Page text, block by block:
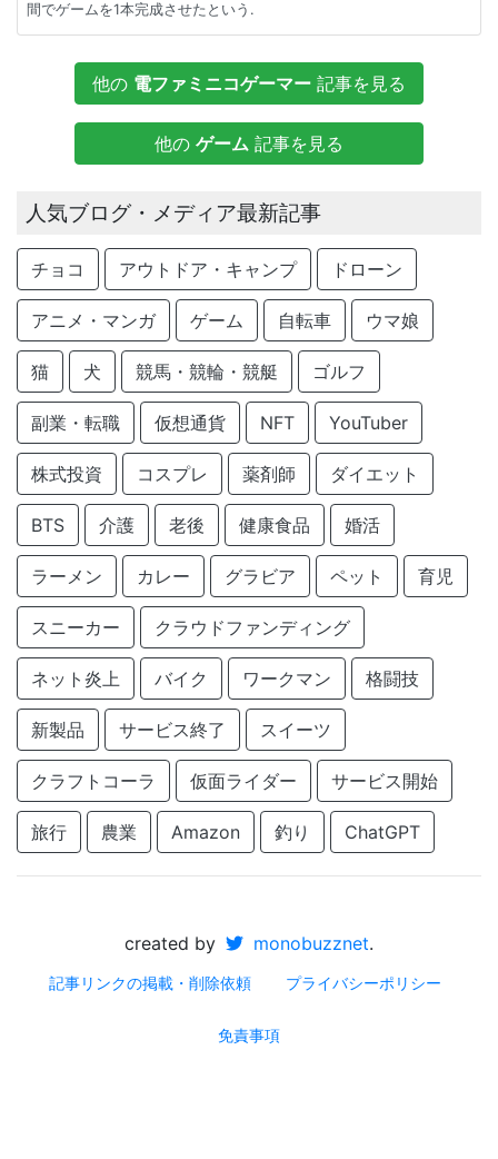
間でゲームを1本完成させたという.
他の 電ファミニコゲーマー 記事を見る
他の ゲーム 記事を見る
人気ブログ・メディア最新記事
チョコ アウトドア・キャンプ ドローン
アニメ・マンガ ゲーム 自転車 ウマ娘
猫 犬 競馬・競輪・競艇 ゴルフ
副業・転職 仮想通貨 NFT YouTuber
株式投資 コスプレ 薬剤師 ダイエット
BTS 介護 老後 健康食品 婚活
ラーメン カレー グラビア ペット 育児
スニーカー クラウドファンディング
ネット炎上 バイク ワークマン 格闘技
新製品 サービス終了 スイーツ
クラフトコーラ 仮面ライダー サービス開始
旅行 農業 Amazon 釣り ChatGPT
created by monobuzznet.
記事リンクの掲載・削除依頼 プライバシーポリシー
免責事項